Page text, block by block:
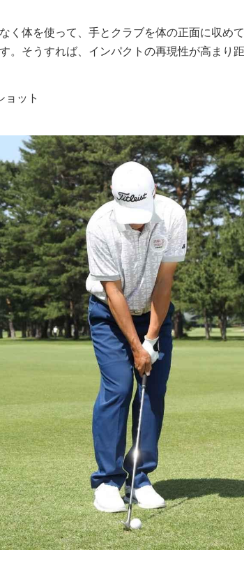
く体を使って、手とクラブを体の正面に収め
。そうすれば、インパクトの再現性が高まり
ョット